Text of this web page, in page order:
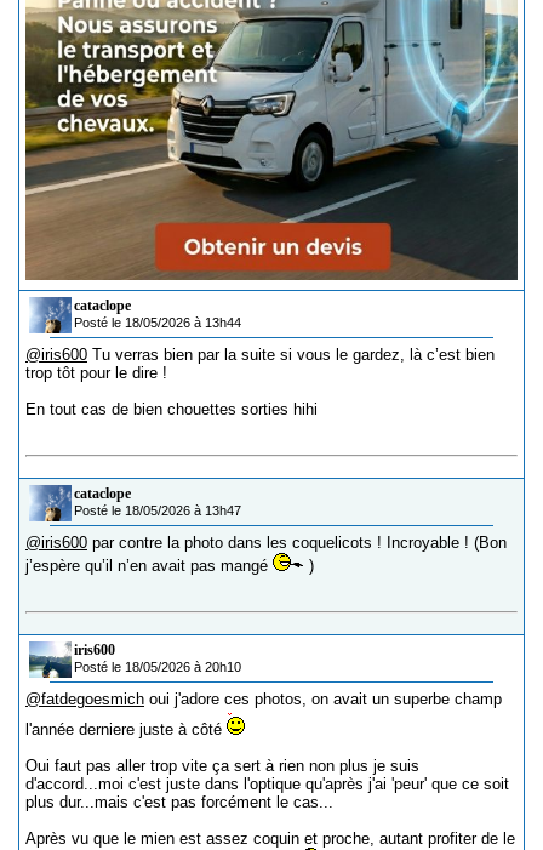
cataclope
Posté le 18/05/2026 à 13h44
@iris600 Tu verras bien par la suite si vous le gardez, là c’est bien
trop tôt pour le dire !
En tout cas de bien chouettes sorties hihi
cataclope
Posté le 18/05/2026 à 13h47
@iris600 par contre la photo dans les coquelicots ! Incroyable ! (Bon
j’espère qu’il n’en avait pas mangé
)
iris600
Posté le 18/05/2026 à 20h10
@fatdegoesmich oui j'adore ces photos, on avait un superbe champ
l'année derniere juste à côté
Oui faut pas aller trop vite ça sert à rien non plus je suis
d'accord...moi c'est juste dans l'optique qu'après j'ai 'peur' que ce soit
plus dur...mais c'est pas forcément le cas...
Après vu que le mien est assez coquin et proche, autant profiter de le